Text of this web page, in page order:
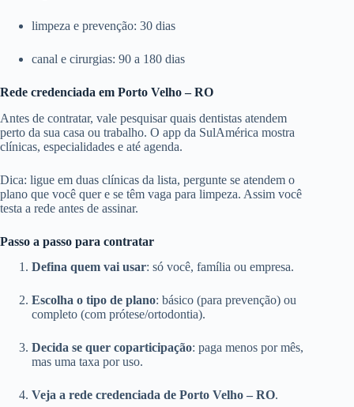
limpeza e prevenção: 30 dias
canal e cirurgias: 90 a 180 dias
Rede credenciada em Porto Velho – RO
Antes de contratar, vale pesquisar quais dentistas atendem
perto da sua casa ou trabalho. O app da SulAmérica mostra
clínicas, especialidades e até agenda.
Dica: ligue em duas clínicas da lista, pergunte se atendem o
plano que você quer e se têm vaga para limpeza. Assim você
testa a rede antes de assinar.
Passo a passo para contratar
Defina quem vai usar: só você, família ou empresa.
Escolha o tipo de plano: básico (para prevenção) ou
completo (com prótese/ortodontia).
Decida se quer coparticipação: paga menos por mês,
mas uma taxa por uso.
Veja a rede credenciada de Porto Velho – RO.